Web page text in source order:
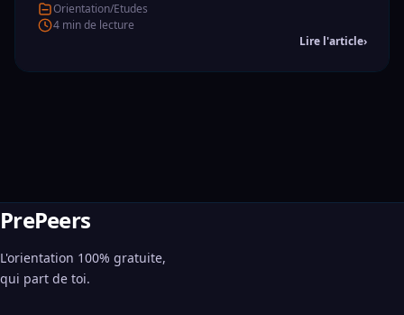
Orientation/Etudes
4 min de lecture
Lire l'article›
PrePeers
L'orientation 100% gratuite,
qui part de toi.